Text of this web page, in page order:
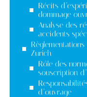
Récits
dommage
Analyse des
accidents
Zurich
Rôle des
souscription
d’ouvrage